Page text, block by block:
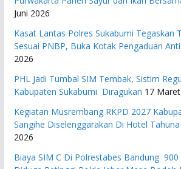
Juni 2026
Kasat Lantas Polres Sukabumi Tegaskan
Sesuai PNBP, Buka Kotak Pengaduan
2026
PHL Jadi Tumbal SIM Tembak, Sistim
Kabupaten Sukabumi Diragukan 17
Kegiatan Musrembang RKPD 2027
Sangihe Diselenggarakan Di Hotel
2026
Biaya SIM C Di Polrestabes Bandung 900